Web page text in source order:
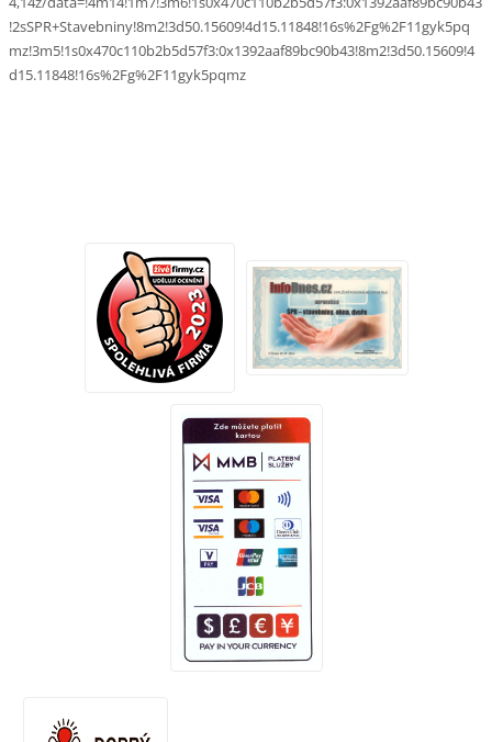
!2sSPR+Stavebniny!8m2!3d50.15609!4d15.11848!16s%2Fg%2F11gyk5pq
mz!3m5!1s0x470c110b2b5d57f3:0x1392aaf89bc90b43!8m2!3d50.15609!4
d15.11848!16s%2Fg%2F11gyk5pqmz